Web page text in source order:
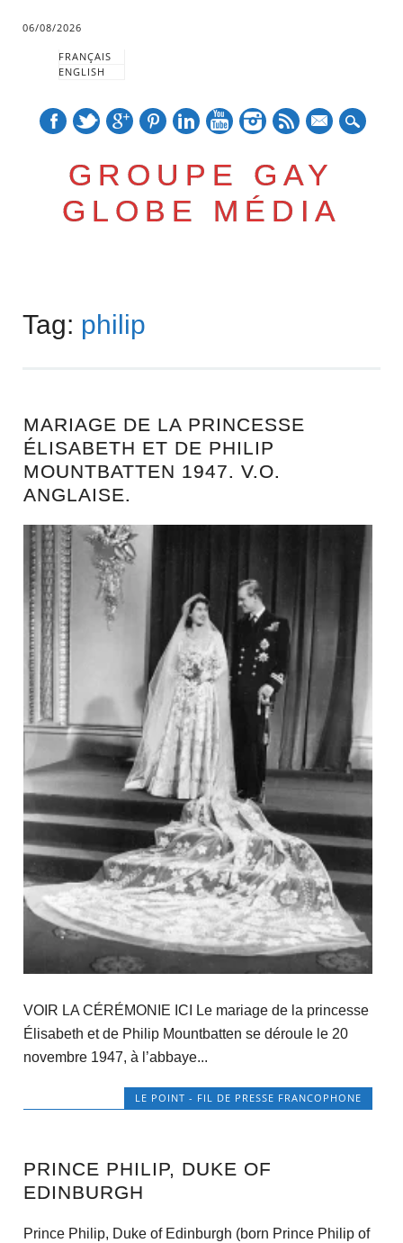
06/08/2026
FRANÇAIS
ENGLISH
GROUPE GAY
GLOBE MÉDIA
Main menu
content
Tag: philip
MARIAGE DE LA PRINCESSE
ÉLISABETH ET DE PHILIP
MOUNTBATTEN 1947. V.O.
ANGLAISE.
VOIR LA CÉRÉMONIE ICI Le mariage de la princesse
Élisabeth et de Philip Mountbatten se déroule le 20
novembre 1947, à l’abbaye...
LE POINT - FIL DE PRESSE FRANCOPHONE
PRINCE PHILIP, DUKE OF
EDINBURGH
Prince Philip, Duke of Edinburgh (born Prince Philip of